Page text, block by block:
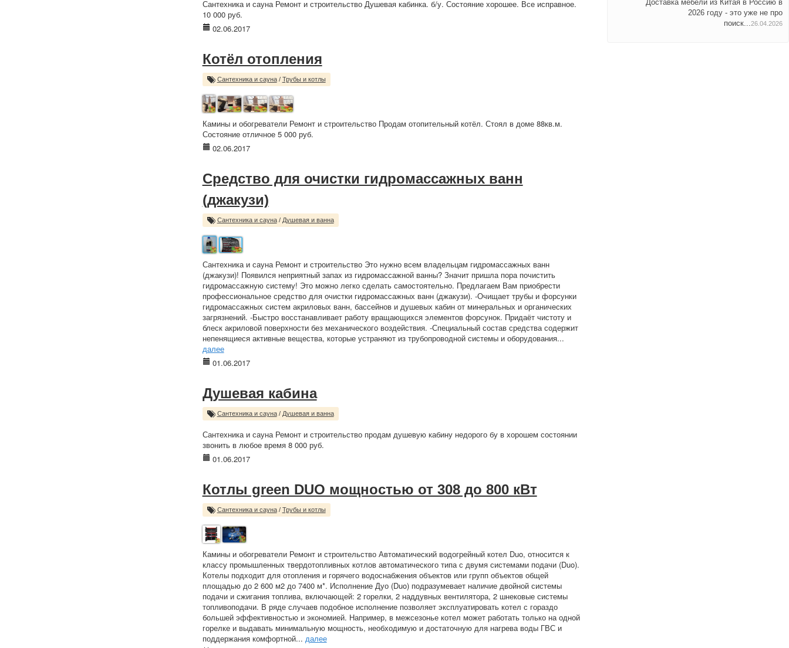
Сантехника и сауна Ремонт и строительство Душевая кабинка. б/у. Состояние хорошее. Все исправное.
10 000 руб.
02.06.2017
Котёл отопления
Сантехника и сауна/ Трубы и котлы
Камины и обогреватели Ремонт и строительство Продам отопительный котёл. Стоял в доме 88кв.м.
Состояние отличное 5 000 руб.
02.06.2017
Средство для очистки гидромассажных ванн
(джакузи)
Сантехника и сауна/ Душевая и ванна
Сантехника и сауна Ремонт и строительство Это нужно всем владельцам гидромассажных ванн
(джакузи)! Появился неприятный запах из гидромассажной ванны? Значит пришла пора почистить
гидромассажную систему! Это можно легко сделать самостоятельно. Предлагаем Вам приобрести
профессиональное средство для очистки гидромассажных ванн (джакузи). -Очищает трубы и форсунки
гидромассажных систем акриловых ванн, бассейнов и душевых кабин от минеральных и органических
загрязнений. -Быстро восстанавливает работу вращающихся элементов форсунок. Придаёт чистоту и
блеск акриловой поверхности без механического воздействия. -Специальный состав средства содержит
непенящиеся активные вещества, которые устраняют из трубопроводной системы и оборудования...
далее
01.06.2017
Душевая кабина
Сантехника и сауна/ Душевая и ванна
Сантехника и сауна Ремонт и строительство продам душевую кабину недорого бу в хорошем состоянии
звонить в любое время 8 000 руб.
01.06.2017
Котлы green DUO мощностью от 308 до 800 кВт
Сантехника и сауна/ Трубы и котлы
Камины и обогреватели Ремонт и строительство Автоматический водогрейный котел Duo, относится к
классу промышленных твердотопливных котлов автоматического типа с двумя системами подачи (Duo).
Котелы подходит для отопления и горячего водоснабжения объектов или групп объектов общей
площадью до 2 600 м2 до 7400 м*. Исполнение Дуо (Duo) подразумевает наличие двойной системы
подачи и сжигания топлива, включающей: 2 горелки, 2 наддувных вентилятора, 2 шнековые системы
топливоподачи. В ряде случаев подобное исполнение позволяет эксплуатировать котел с гораздо
большей эффективностью и экономией. Например, в межсезонье котел может работать только на одной
горелке и выдавать минимальную мощность, необходимую и достаточную для нагрева воды ГВС и
поддержания комфортной... далее
Доставка мебели из Китая в Россию в
2026 году - это уже не про
поиск...26.04.2026